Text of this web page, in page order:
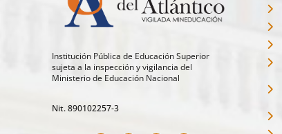
Institución Pública de Educación Superior
sujeta a la inspección y vigilancia del
Ministerio de Educación Nacional
Nit. 890102257-3